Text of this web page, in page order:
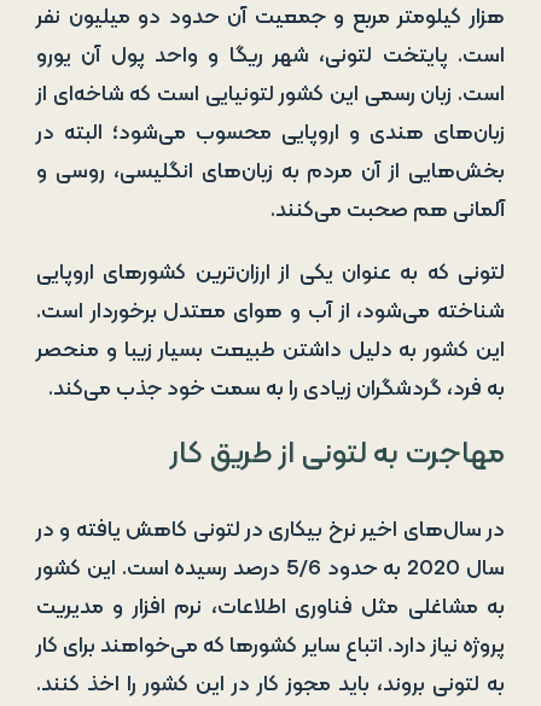
هزار کیلومتر مربع و جمعیت آن حدود دو میلیون نفر
است. پایتخت لتونی، شهر ریگا و واحد پول آن یورو
است. زبان رسمی این کشور لتونیایی است که شاخه‌ای از
زبان‌های هندی و اروپایی محسوب می‌شود؛ البته در
بخش‌هایی از آن مردم به زبان‌های انگلیسی، روسی و
آلمانی هم صحبت می‌کنند.
لتونی که به عنوان یکی از ارزان‌ترین کشورهای اروپایی
شناخته می‌شود، از آب و هوای معتدل برخوردار است.
این کشور به دلیل داشتن طبیعت بسیار زیبا و منحصر
به فرد، گردشگران زیادی را به سمت خود جذب می‌کند.
مهاجرت به لتونی از طریق کار
در سال‌های اخیر نرخ بیکاری در لتونی کاهش یافته و در
سال 2020 به حدود 5/6 درصد رسیده است. این کشور
به مشاغلی مثل فناوری اطلاعات، نرم افزار و مدیریت
پروژه نیاز دارد. اتباع سایر کشورها که می‌خواهند برای کار
به لتونی بروند، باید مجوز کار در این کشور را اخذ کنند.